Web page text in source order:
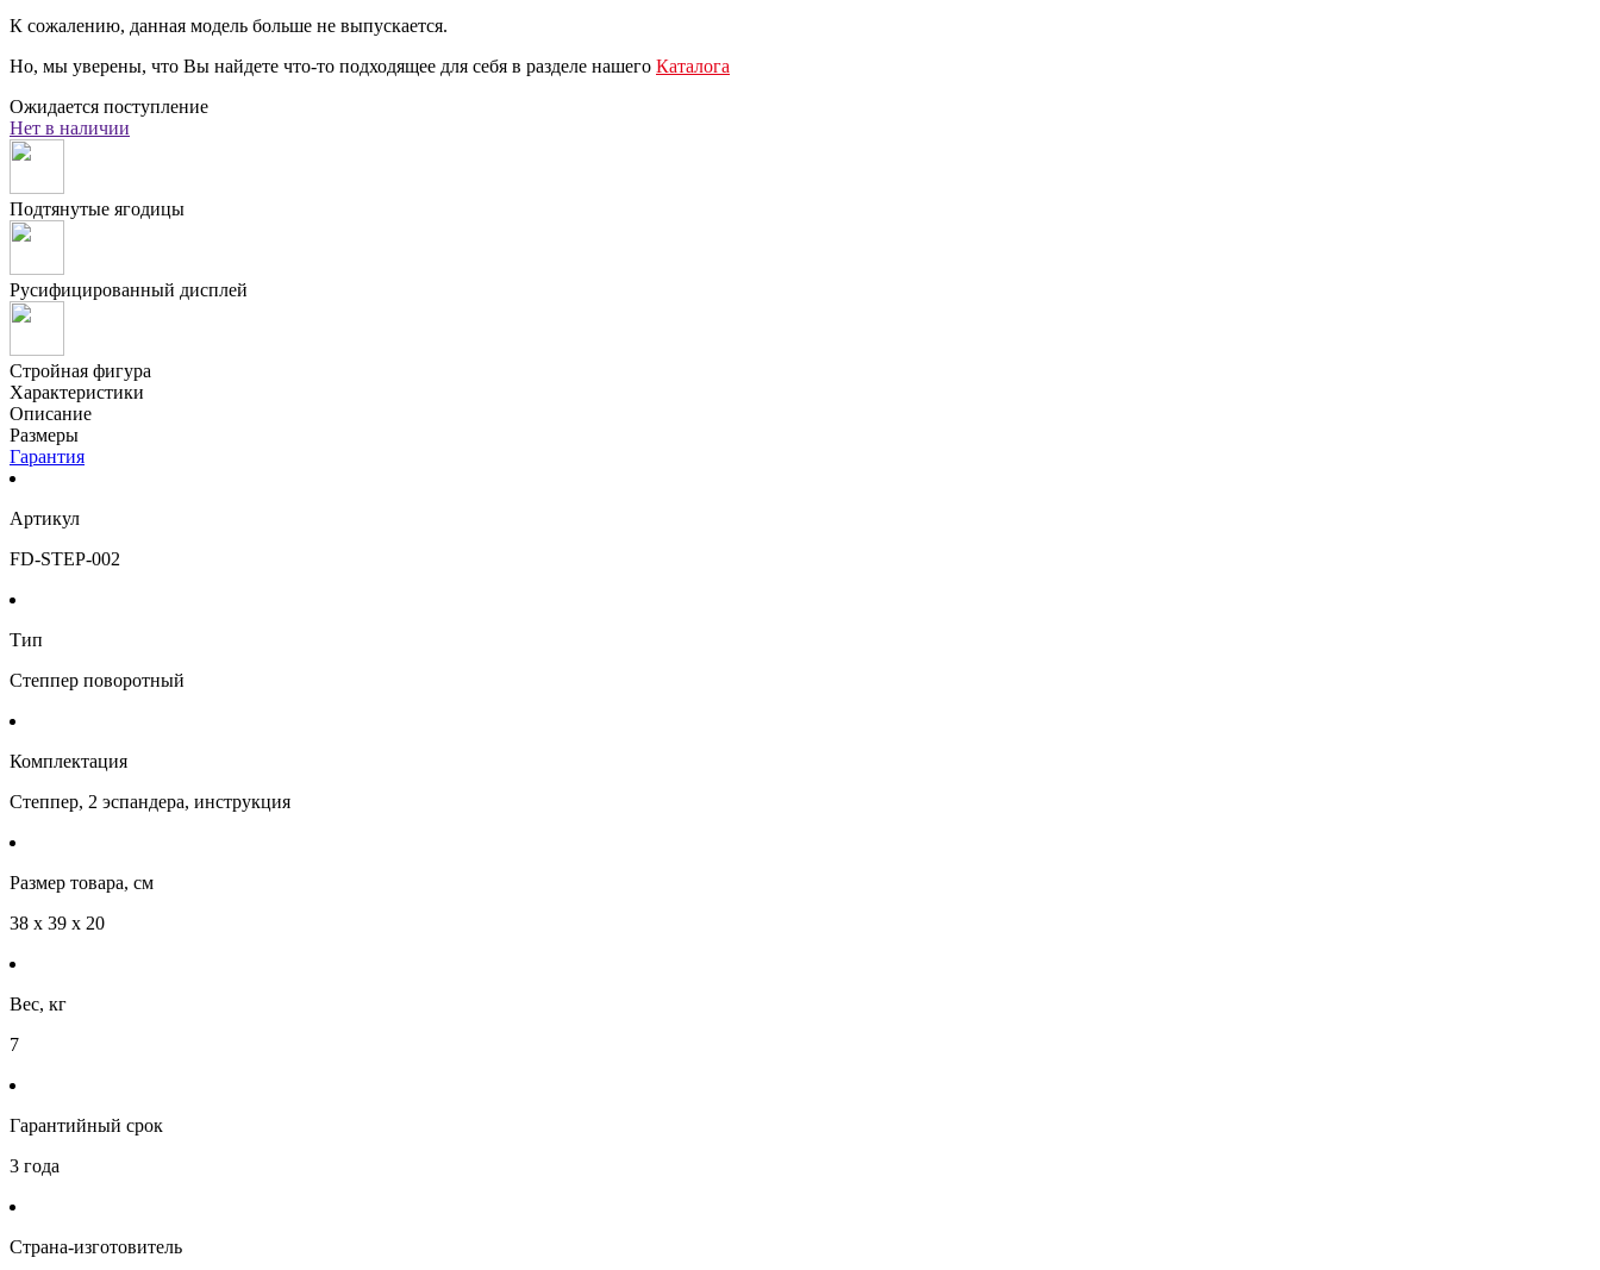
К сожалению, данная модель больше не выпускается.
Но, мы уверены, что Вы найдете что-то подходящее для себя в разделе нашего Каталога
Ожидается поступление
Нет в наличии
Подтянутые ягодицы
Русифицированный дисплей
Стройная фигура
Характеристики
Описание
Размеры
Гарантия
Артикул
FD-STEP-002
Тип
Степпер поворотный
Комплектация
Степпер, 2 эспандера, инструкция
Размер товара, см
38 х 39 х 20
Вес, кг
7
Гарантийный срок
3 года
Страна-изготовитель